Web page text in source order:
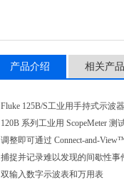
产品介绍 相关产品
Fluke 125B/S工业用手持式示波
120B 系列工业用 ScopeMeter
调整即可通过 Connect-and-
捕捉并记录难以发现的间歇性事
双输入数字示波表和万用表